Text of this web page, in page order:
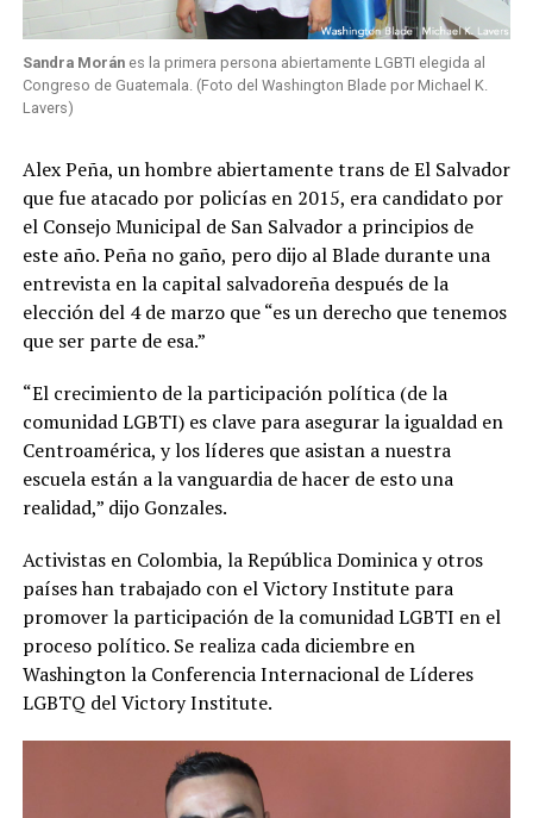
Sandra Moránes la primera persona abiertamente LGBTI elegida al
Congreso de Guatemala. (Foto del Washington Blade por Michael K.
Lavers)
Alex Peña, un hombre abiertamente trans de El Salvador
que fue atacado por policías en 2015, era candidato por
el Consejo Municipal de San Salvador a principios de
este año. Peña no gaño, pero dijo al Blade durante una
entrevista en la capital salvadoreña después de la
elección del 4 de marzo que “es un derecho que tenemos
que ser parte de esa.”
“El crecimiento de la participación política (de la
comunidad LGBTI) es clave para asegurar la igualdad en
Centroamérica, y los líderes que asistan a nuestra
escuela están a la vanguardia de hacer de esto una
realidad,” dijo Gonzales.
Activistas en Colombia, la República Dominica y otros
países han trabajado con el Victory Institute para
promover la participación de la comunidad LGBTI en el
proceso político. Se realiza cada diciembre en
Washington la Conferencia Internacional de Líderes
LGBTQ del Victory Institute.